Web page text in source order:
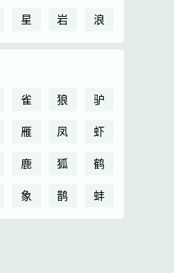
星 岩 浪
雀 狼
驴
雁 凤
虾
鹿 狐
鹤
象 鹊 蚌